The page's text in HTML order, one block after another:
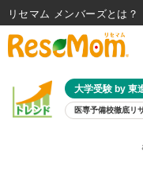
大学受験 by 東
医専予備校徹底リ
8月
リセマム メンバーズ